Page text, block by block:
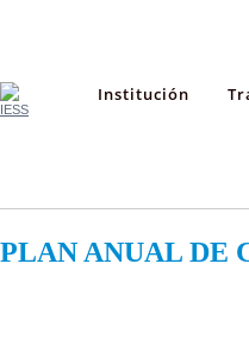
Institución
PLAN ANUAL DE